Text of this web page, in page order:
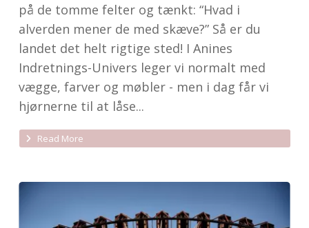
på de tomme felter og tænkt: “Hvad i
alverden mener de med skæve?” Så er du
landet det helt rigtige sted! I Anines
Indretnings-Univers leger vi normalt med
vægge, farver og møbler - men i dag får vi
hjørnerne til at låse...
Read More